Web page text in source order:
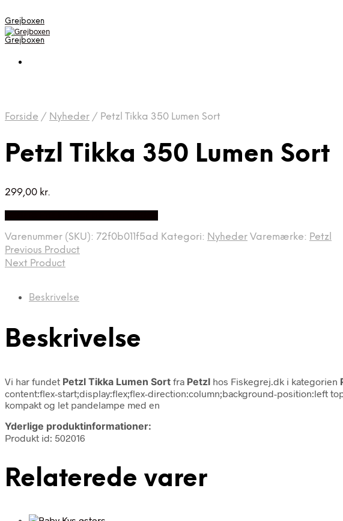
Grejboxen
Grejboxen
Forside / Nyheder / Petzl Tikka 350 Lumen Sort
Petzl Tikka 350 Lumen Sort
299,00 kr.
Varenummer (SKU): 72f0b011f5ad Kategori: Nyheder Varemærke: Petzl
Previous Product
Next Product
Beskrivelse
Beskrivelse
Vi har fundet Petzl Tikka Lumen Sort fra Petzl hos Fiskegrej.dk i kategorien
content:flex-start;display:flex;flex-direction:column;background-position:left
kompakt og let pandelampe med en
Yderlige produktinformationer:
Produkt id: 502016
Relaterede varer